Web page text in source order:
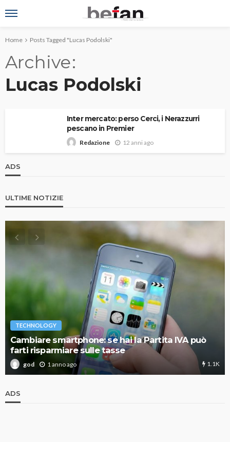
Home Posts Tagged "Lucas Podolski"
Archive
Lucas Podolski
Inter mercato: perso Cerci, i Nerazzurri
pescano in Premier
Redazione 12 anni ago
ADS
ULTIME NOTIZIE
TECHNOLOGY
Cambiare smartphone: se hai la Partita IVA può
farti risparmiare sulle tasse
god 1 anno ago 1.1K
ADS